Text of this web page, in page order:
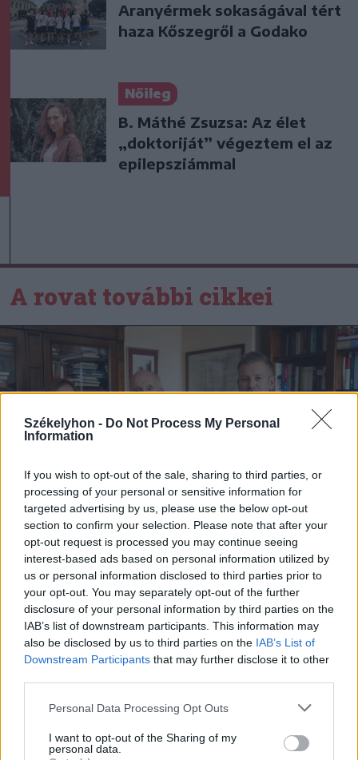
Székelyhon - Do Not Process My Personal
Information
If you wish to opt-out of the sale, sharing to third parties, or
processing of your personal or sensitive information for
targeted advertising by us, please use the below opt-out
section to confirm your selection. Please note that after your
opt-out request is processed you may continue seeing
interest-based ads based on personal information utilized by
us or personal information disclosed to third parties prior to
your opt-out. You may separately opt-out of the further
disclosure of your personal information by third parties on the
IAB’s list of downstream participants. This information may
also be disclosed by us to third parties on the IAB’s List of
Downstream Participants that may further disclose it to other
Personal Data Processing Opt Outs
I want to opt-out of the Sharing of my
personal data.
Aranyérmek sokaságával tért
haza Kőszegről a Godako
Nőileg
B. Máthé Zsuzsa: Az élet
„doktoriját” végeztem el az
epilepsziámmal
A rovat további cikkei
2026. augusztus 08., szombat
Baka András elfogadta a felkérést a
köztársasági elnöki tisztségre